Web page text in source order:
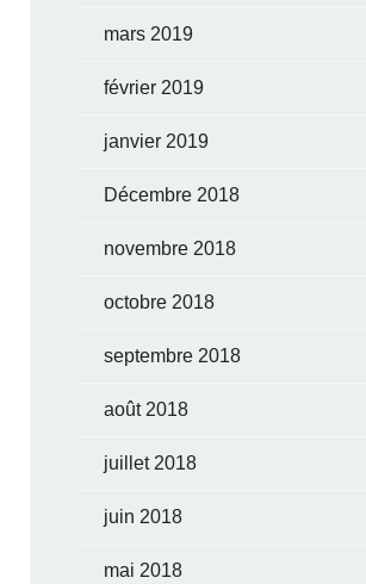
mars 2019
février 2019
janvier 2019
Décembre 2018
novembre 2018
octobre 2018
septembre 2018
août 2018
juillet 2018
juin 2018
mai 2018